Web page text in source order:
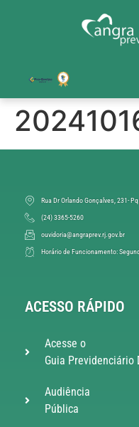
Rua Dr Orlando Gonçalves, 231-
(24) 3365-5260
ouvidoria@angraprev.rj.gov.br
Horário de Funcionamento:
ACESSO RÁPIDO
Acesse o
Guia Previdenciário
Audiência
Pública